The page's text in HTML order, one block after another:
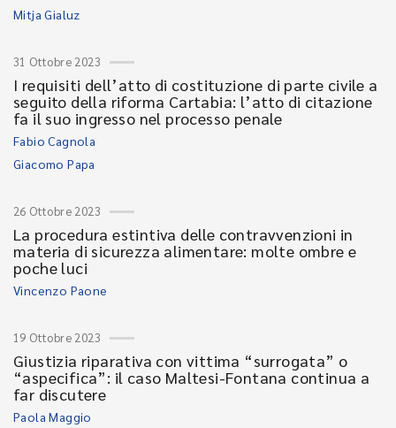
Mitja Gialuz
31 Ottobre 2023
I requisiti dell’atto di costituzione di parte civile a
seguito della riforma Cartabia: l’atto di citazione
fa il suo ingresso nel processo penale
Fabio Cagnola
Giacomo Papa
26 Ottobre 2023
La procedura estintiva delle contravvenzioni in
materia di sicurezza alimentare: molte ombre e
poche luci
Vincenzo Paone
19 Ottobre 2023
Giustizia riparativa con vittima “surrogata” o
“aspecifica”: il caso Maltesi-Fontana continua a
far discutere
Paola Maggio